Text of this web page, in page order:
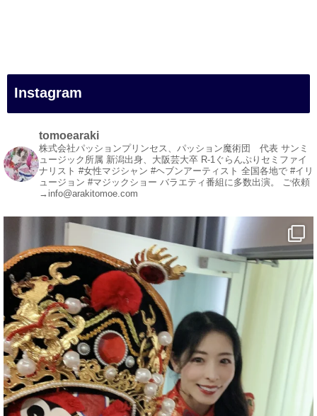
#白浜町
#変面ショー
#イベント
#宴会
#余興
1 5 X
マジシャン派遣 パッションプリンセス【公式】
@comedy_illusion · 7 8月
お疲れ様です
YouTubeを更新しました
https://youtu.be/9sHKhUQBmUE @YouTube
#企業公式がお疲れ様を言い合う
#チャンネル登録おねがいします
#愛媛県
#新居浜市
#マイントピア別子
Instagram
tomoearaki
株式会社パッションプリンセス、パッション魔術団 代表 サンミ
ュージック所属 新潟出身、大阪芸大卒 R-1ぐらんぷりセミファイ
ナリスト #女性マジシャン #ヘブンアーティスト 全国各地で #イリ
ュージョン #マジックショー バラエティ番組に多数出演。 ご依頼
→info@arakitomoe.com